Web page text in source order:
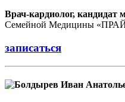
Врач-кардиолог, кандидат
Семейной Медицины
записаться